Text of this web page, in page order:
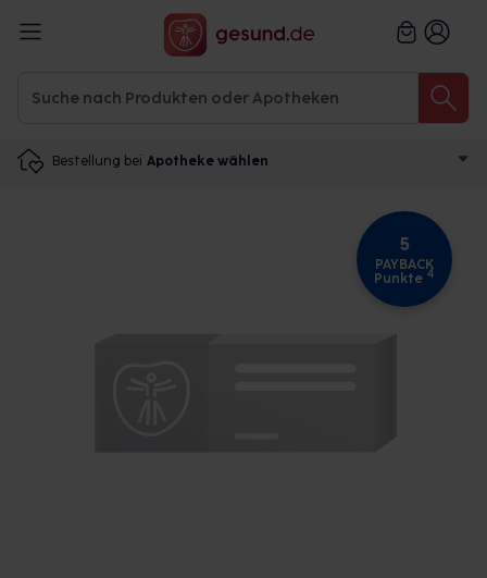
Bestellung bei Apotheke wählen
5
PAYBACK
Punkte 4